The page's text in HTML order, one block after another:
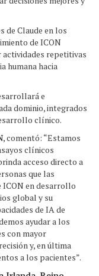
de Claude en los
de ICON
repetitivas
humana hacia
e
dominio, integrados
clínico.
, comentó: “Estamos
clínicos
acceso directo a
que las
ICON en desarrollo
global y su
de IA de
ayudar a los
con mayor
y, en última
a los pacientes”.